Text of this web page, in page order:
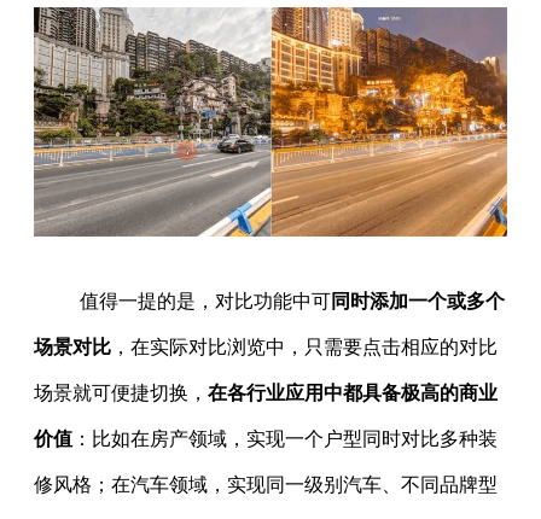
值得一提的是，对比功能中可 同时添加一个或多个
场景对比 ，在实际对比浏览中，只需要点击相应的对比
场景就可便捷切换， 在各行业应用中都具备极高的商业
价值 ：比如在房产领域，实现一个户型同时对比多种装
修风格；在汽车领域，实现同一级别汽车、不同品牌型